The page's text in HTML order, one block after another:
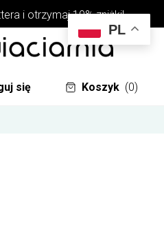
i otrzymaj 10% zniżki!
się Koszyk (0)
PL